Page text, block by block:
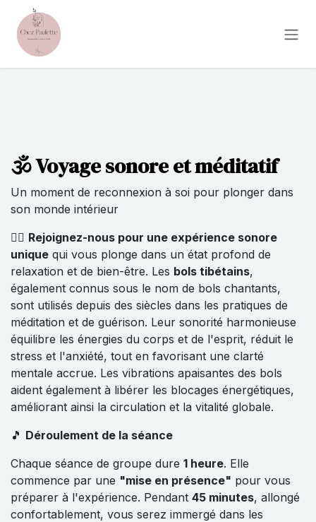
Se rendre au contenu
🕉️ Voyage sonore et méditatif
Un moment de reconnexion à soi pour plonger dans
son monde intérieur
🧘‍♀️ Rejoignez-nous pour une expérience sonore
unique qui vous plonge dans un état profond de
relaxation et de bien-être. Les bols tibétains,
également connus sous le nom de bols chantants,
sont utilisés depuis des siècles dans les pratiques de
méditation et de guérison. Leur sonorité harmonieuse
équilibre les énergies du corps et de l'esprit, réduit le
stress et l'anxiété, tout en favorisant une clarté
mentale accrue. Les vibrations apaisantes des bols
aident également à libérer les blocages énergétiques,
améliorant ainsi la circulation et la vitalité globale.
🎵 Déroulement de la séance
Chaque séance de groupe dure 1 heure. Elle
commence par une "mise en présence" pour vous
préparer à l'expérience. Pendant 45 minutes, allongé
confortablement, vous serez immergé dans les